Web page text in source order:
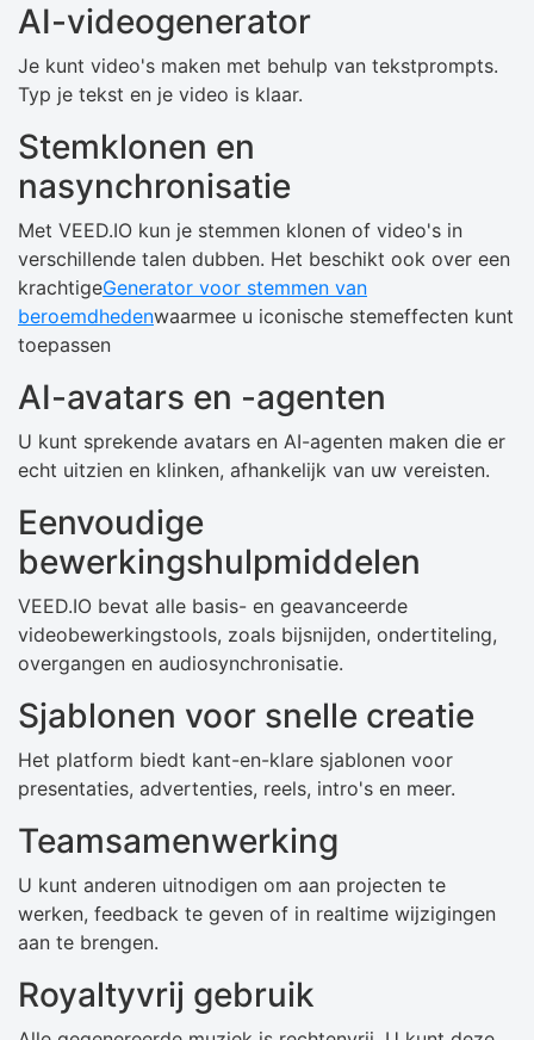
AI-videogenerator
Je kunt video's maken met behulp van tekstprompts.
Typ je tekst en je video is klaar.
Stemklonen en
nasynchronisatie
Met VEED.IO kun je stemmen klonen of video's in
verschillende talen dubben. Het beschikt ook over een
krachtigeGenerator voor stemmen van
beroemdhedenwaarmee u iconische stemeffecten kunt
toepassen
AI-avatars en -agenten
U kunt sprekende avatars en AI-agenten maken die er
echt uitzien en klinken, afhankelijk van uw vereisten.
Eenvoudige
bewerkingshulpmiddelen
VEED.IO bevat alle basis- en geavanceerde
videobewerkingstools, zoals bijsnijden, ondertiteling,
overgangen en audiosynchronisatie.
Sjablonen voor snelle creatie
Het platform biedt kant-en-klare sjablonen voor
presentaties, advertenties, reels, intro's en meer.
Teamsamenwerking
U kunt anderen uitnodigen om aan projecten te
werken, feedback te geven of in realtime wijzigingen
aan te brengen.
Royaltyvrij gebruik